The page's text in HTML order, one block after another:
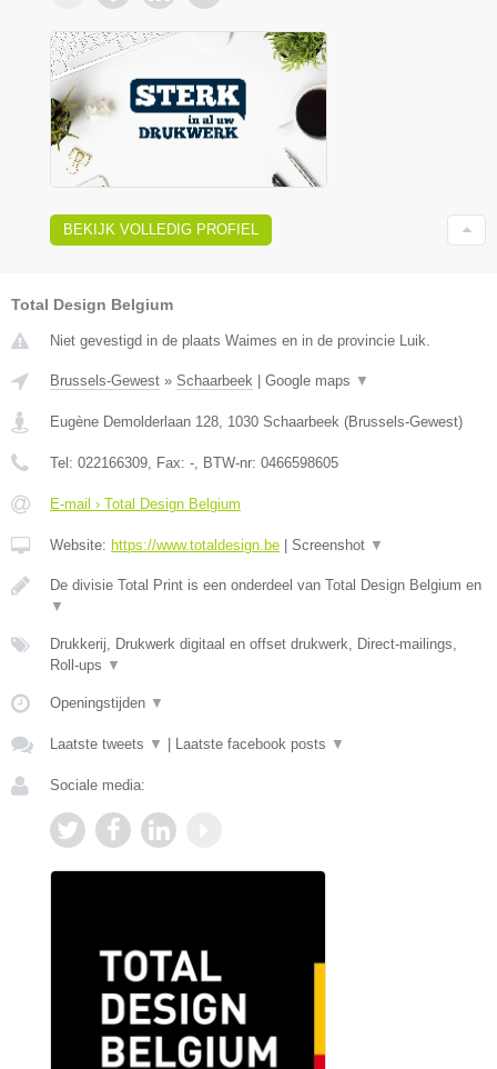
BEKIJK VOLLEDIG PROFIEL
Total Design Belgium
Niet gevestigd in de plaats Waimes en in de provincie Luik.
Brussels-Gewest » Schaarbeek | Google maps ▼
Eugène Demolderlaan 128 1030 Schaarbeek (Brussels-Gewest)
Tel: 022166309 , Fax: - , BTW-nr: 0466598605
E-mail › Total Design Belgium
Website: https://www.totaldesign.be | Screenshot ▼
De divisie Total Print is een onderdeel van Total Design Belgium en
▼
Drukkerij, Drukwerk digitaal en offset drukwerk, Direct-mailings,
Roll-ups ▼
Openingstijden ▼
Laatste tweets ▼ | Laatste facebook posts ▼
Sociale media: